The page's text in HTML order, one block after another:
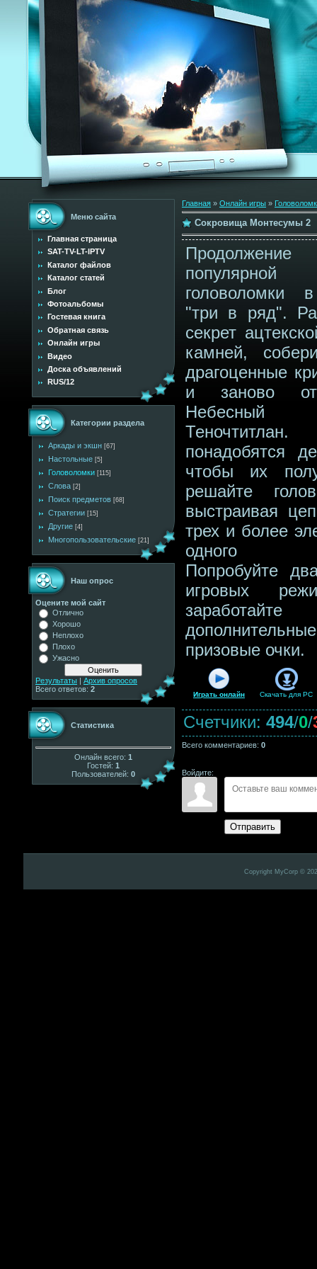
Меню сайта
Главная страница
SAT-TV-LT-IPTV
Каталог файлов
Каталог статей
Блог
Фотоальбомы
Гостевая книга
Обратная связь
Онлайн игры
Видео
Доска объявлений
RUS/12
Категории раздела
Аркады и экшн [67]
Настольные [5]
Головоломки [115]
Слова [2]
Поиск предметов [68]
Стратегии [15]
Другие [4]
Многопользовательские [21]
Наш опрос
Оцените мой сайт
Отлично
Хорошо
Неплохо
Плохо
Ужасно
Результаты | Архив опросов
Всего ответов: 2
Статистика
Онлайн всего: 1
Гостей: 1
Пользователей: 0
Главная » Онлайн игры »
Сокровища Монтесумы 2
Продолжение
головоломки
"три в ряд".
секрет
камней,
драгоценные
и заново
Небесный
понадобятся
чтобы их
решайте
выстраивая
трех и более
одного
Попробуйте
игровых
заработайте
дополнительные
призовые очки.
Играть онлайн Скачать для PC
Счетчики: 494/0/
Всего комментариев: 0
Войдите:
Отправить
Copyright MyCorp ©